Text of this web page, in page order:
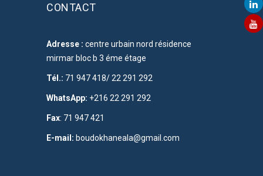
CONTACT
Adresse : centre urbain nord résidence
mirmar bloc b 3 éme étage
Tél.: 71 947 418/ 22 291 292
WhatsApp: +216 22 291 292
Fax: 71 947 421
E-mail: boudokhaneala@gmail.com